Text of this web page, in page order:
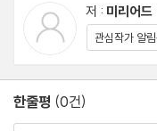
저 : 미리어드
관심작가 알
한줄평 (0건)